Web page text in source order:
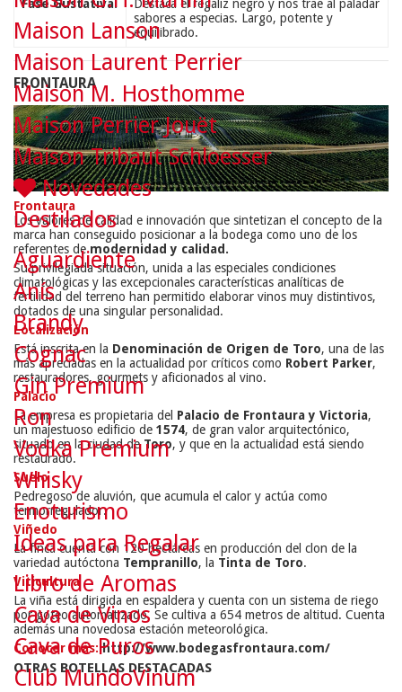
Fase Gustativa:
Destaca el regaliz negro y nos trae al paladar
sabores a especias. Largo, potente y
equilibrado.
FRONTAURA
Frontaura
Los valores de calidad e innovación que sintetizan el concepto de la
marca han conseguido posicionar a la bodega como uno de los
referentes demodernidad y calidad.
Su privilegiada situación, unida a las especiales condiciones
climatológicas y las excepcionales características analíticas de
fertilidad del terreno han permitido elaborar vinos muy distintivos,
dotados de una singular personalidad.
Localización
Está inscrita en la Denominación de Origen de Toro, una de las
más apreciadas en la actualidad por críticos como Robert Parker,
restauradores, gourmets y aficionados al vino.
Palacio
La empresa es propietaria del Palacio de Frontaura y Victoria,
un majestuoso edificio de 1574, de gran valor arquitectónico,
situado en la ciudad deToro, y que en la actualidad está siendo
restaurado.
Suelo
Pedregoso de aluvión, que acumula el calor y actúa como
termorregulador.
Viñedo
La finca cuenta con 120 hectáreas en producción del clon de la
variedad autóctona Tempranillo, la Tinta de Toro.
Viticultura
La viña está dirigida en espaldera y cuenta con un sistema de riego
por goteo automatizado. Se cultiva a 654 metros de altitud. Cuenta
además una novedosa estación meteorológica.
Conocer más: http://www.bodegasfrontaura.com/
OTRAS BOTELLAS DESTACADAS
Maison Lanson
Maison Laurent Perrier
Maison M. Hosthomme
Maison Perrier Jouët
Maison Tribaut Schloesser
Novedades
Destilados
Aguardiente
Anís
Brandy
Cognac
Gin Premium
Ron
Vodka Premium
Whisky
Enoturismo
Ideas para Regalar
Libro de Aromas
Cava de Vinos
Cava de Puros
Club MundoVinum